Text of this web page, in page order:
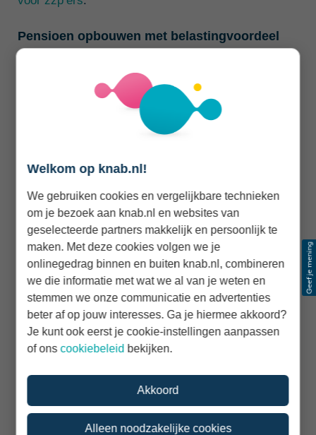
Pensioen opbouwen met belastingvoordeel
pensioenbeleggen of een combinatie. Je inleg kan
aftrekbaar zijn als je voldoende jaar- of
reserveringsruimte hebt.
Daar staat tegenover dat het geld is bestemd voor je
tussentijds voor andere doelen gebruiken.
Bereken je fiscale ruimte
Controleer hoeveel je in het huidige jaar
mogelijk met belastingvoordeel kunt inleggen.
Bereken je jaar- en reserveringsruimte
Sparen of beleggen?
Vergelijk zekerheid, risico, looptijd en het
Welkom op knab.nl!
We gebruiken cookies en vergelijkbare technieken
om je bezoek aan knab.nl en websites van
geselecteerde partners makkelijk en persoonlijk te
maken. Met deze cookies volgen we je
onlinegedrag binnen en buiten knab.nl, combineren
we die informatie met wat we al van je weten en
stemmen we onze communicatie en advertenties
beter af op jouw interesses. Ga je hiermee akkoord?
Je kunt ook eerst je cookie-instellingen aanpassen
of onscookiebeleid bekijken.
Akkoord
Alleen noodzakelijke cookies